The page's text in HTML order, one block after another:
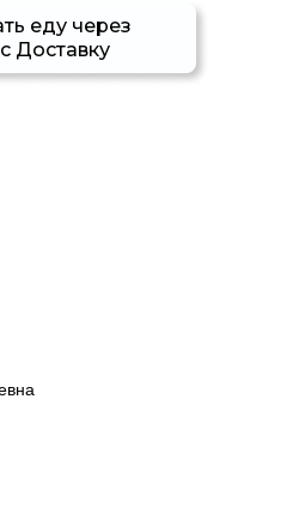
еду через
Доставку